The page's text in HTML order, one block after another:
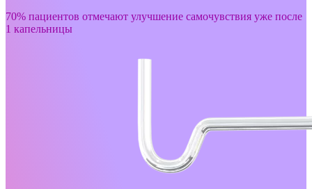
70% пациентов отмечают улучшение самочувствия уже после
1 капельницы